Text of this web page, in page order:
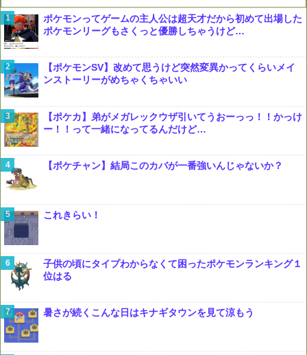
ポケモンってゲームの主人公は超天才だから初めて出場した
ポケモンリーグもさくっと優勝しちゃうけど…
【ポケモンSV】改めて思うけど突然変異かってくらいメイ
ンストーリーがめちゃくちゃいい
【ポケカ】弟がメガレックウザ引いてうおーっっ！！かっけ
ー！！って一緒になってるんだけど…
【ポケチャン】結局このカバが一番強いんじゃないか？
これきらい！
子供の頃にタイプわからなくて困ったポケモンランキング１
位はる
暑さが続くこんな日はキナギタウンを見て涼もう